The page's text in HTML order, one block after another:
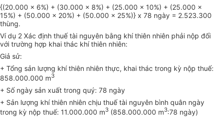
{(20.000 x 6%) + (30.000 x 8%) + (25.000 x 10%) + (25.000 x
15%) + (50.000 x 20%) + (50.000 x 25%)} x 78 ngày = 2.523.300
thùng.
Ví dụ 2 Xác định thuế tài nguyên bằng khí thiên nhiên phải nộp đối
với trường hợp khai thác khí thiên nhiên:
Giả sử:
+ Tổng sản lượng khí thiên nhiên thực, khai thác trong kỳ nộp thuế:
858.000.000 m3
+ Số ngày sản xuất trong quý: 78 ngày
+ Sản lượng khí thiên nhiên chịu thuế tài nguyên bình quân ngày
trong kỳ nộp thuế: 11.000.000 m3 (858.000.000 m3:78 ngày)